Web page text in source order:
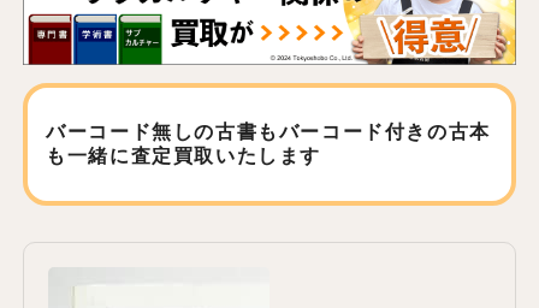
バーコード無しの古書もバーコード付きの古本
も 一緒に査定買取いたします